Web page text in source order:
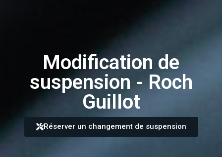
Modification de
suspension - Roch
Guillot
Réserver un changement de suspension